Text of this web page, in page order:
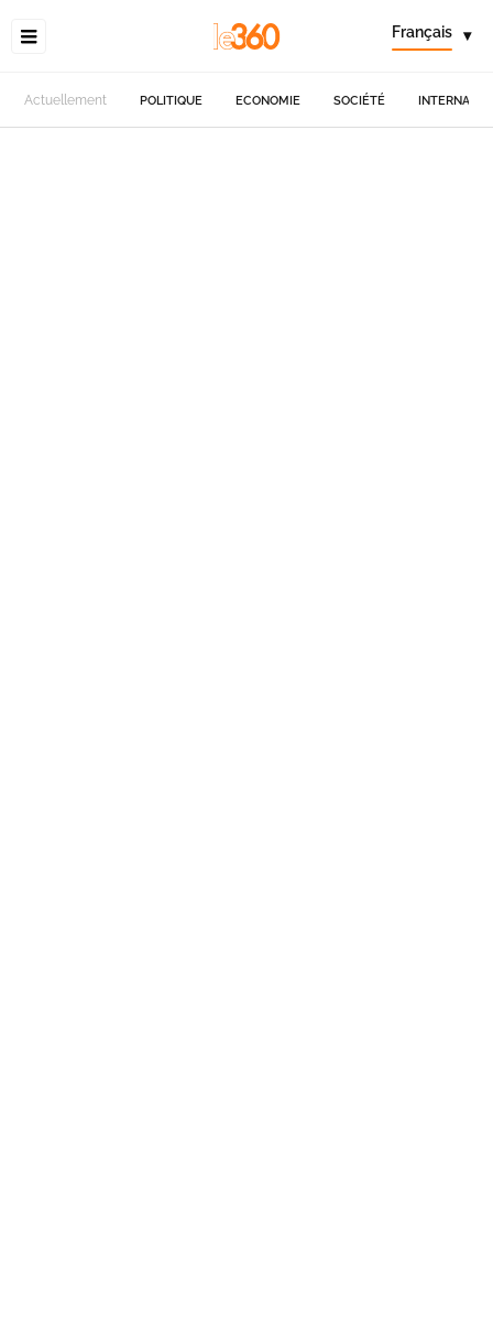
Français ▾
Actuellement POLITIQUE ECONOMIE SOCIÉTÉ